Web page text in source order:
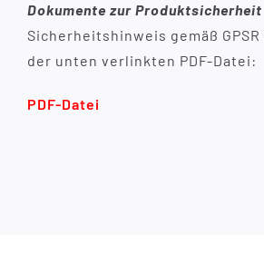
Dokumente zur Produktsicherheit
Sicherheitshinweis gemäß
der unten verlinkten PDF-Datei:
PDF-Datei